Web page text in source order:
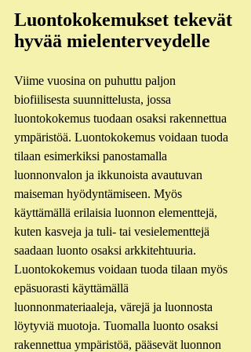
Luontokokemukset tekevät
hyvää mielenterveydelle
Viime vuosina on puhuttu paljon
biofiilisesta suunnittelusta, jossa
luontokokemus tuodaan osaksi rakennettua
ympäristöä. Luontokokemus voidaan tuoda
tilaan esimerkiksi panostamalla
luonnonvalon ja ikkunoista avautuvan
maiseman hyödyntämiseen. Myös
käyttämällä erilaisia luonnon elementtejä,
kuten kasveja ja tuli- tai vesielementtejä
saadaan luonto osaksi arkkitehtuuria.
Luontokokemus voidaan tuoda tilaan myös
epäsuorasti käyttämällä
luonnonmateriaaleja, värejä ja luonnosta
löytyviä muotoja. Tuomalla luonto osaksi
rakennettua ympäristöä, pääsevät luonnon